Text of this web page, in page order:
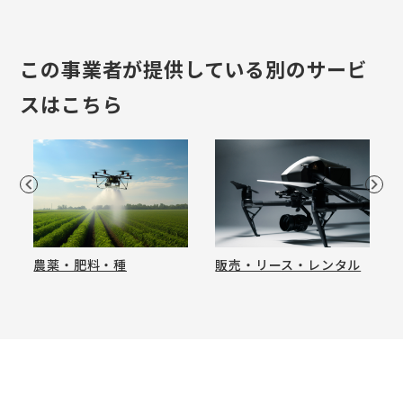
この事業者が提供している別のサービ
スはこちら
農薬・肥料・種 販売・リース・レンタル